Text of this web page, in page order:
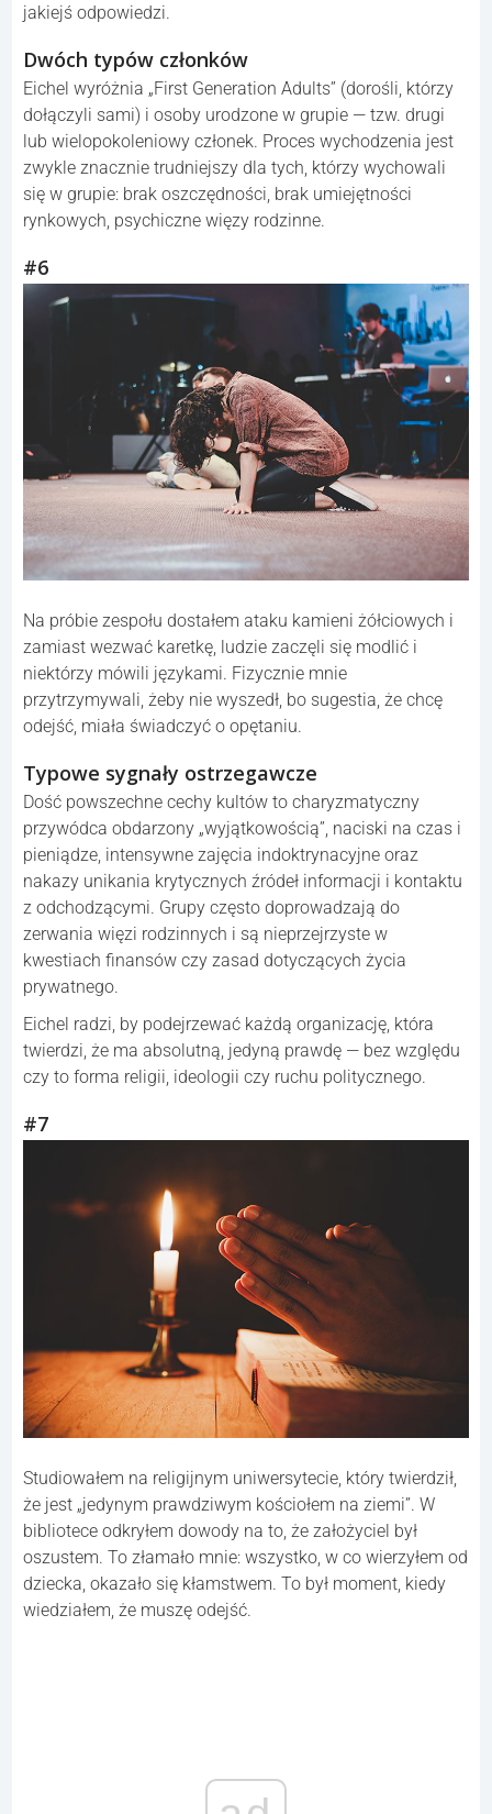
jakiejś odpowiedzi.
Dwóch typów członków
Eichel wyróżnia „First Generation Adults” (dorośli, którzy
dołączyli sami) i osoby urodzone w grupie — tzw. drugi
lub wielopokoleniowy członek. Proces wychodzenia jest
zwykle znacznie trudniejszy dla tych, którzy wychowali
się w grupie: brak oszczędności, brak umiejętności
rynkowych, psychiczne więzy rodzinne.
#6
Na próbie zespołu dostałem ataku kamieni żółciowych i
zamiast wezwać karetkę, ludzie zaczęli się modlić i
niektórzy mówili językami. Fizycznie mnie
przytrzymywali, żeby nie wyszedł, bo sugestia, że chcę
odejść, miała świadczyć o opętaniu.
Typowe sygnały ostrzegawcze
Dość powszechne cechy kultów to charyzmatyczny
przywódca obdarzony „wyjątkowością”, naciski na czas i
pieniądze, intensywne zajęcia indoktrynacyjne oraz
nakazy unikania krytycznych źródeł informacji i kontaktu
z odchodzącymi. Grupy często doprowadzają do
zerwania więzi rodzinnych i są nieprzejrzyste w
kwestiach finansów czy zasad dotyczących życia
prywatnego.
Eichel radzi, by podejrzewać każdą organizację, która
twierdzi, że ma absolutną, jedyną prawdę — bez względu
czy to forma religii, ideologii czy ruchu politycznego.
#7
Studiowałem na religijnym uniwersytecie, który twierdził,
że jest „jedynym prawdziwym kościołem na ziemi”. W
bibliotece odkryłem dowody na to, że założyciel był
oszustem. To złamało mnie: wszystko, w co wierzyłem od
dziecka, okazało się kłamstwem. To był moment, kiedy
wiedziałem, że muszę odejść.